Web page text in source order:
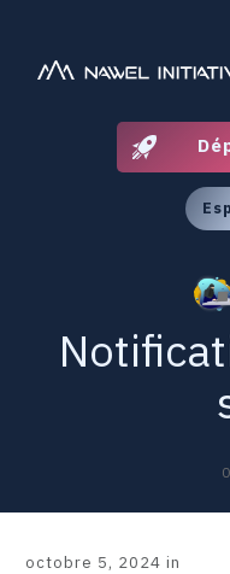
0
octobre 5, 2024 in